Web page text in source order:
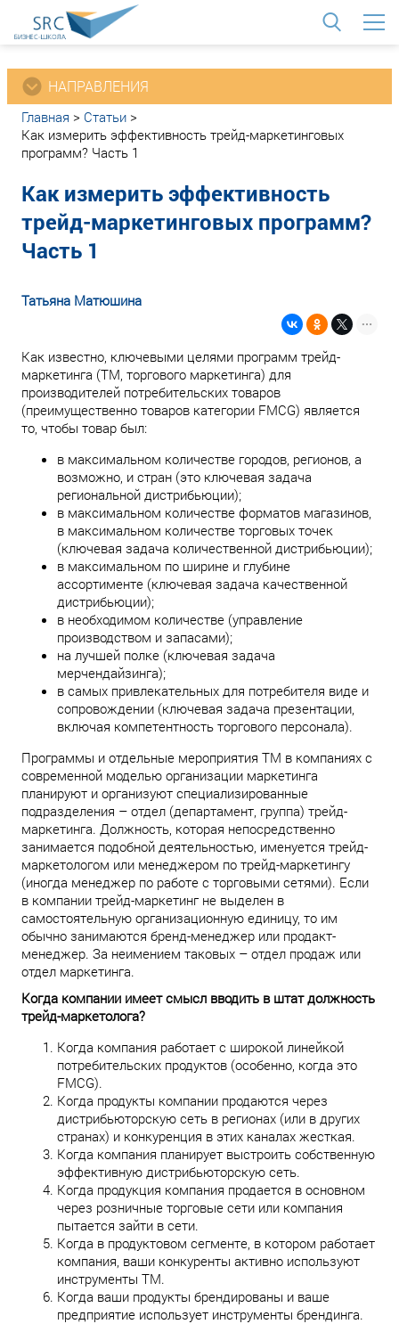
НАПРАВЛЕНИЯ
Главная > Статьи >
Как измерить эффективность трейд-маркетинговых
программ? Часть 1
Как измерить эффективность
трейд-маркетинговых программ?
Часть 1
Татьяна Матюшина
Как известно, ключевыми целями программ трейд-
маркетинга (ТМ, торгового маркетинга) для
производителей потребительских товаров
(преимущественно товаров категории FMCG) является
то, чтобы товар был:
в максимальном количестве городов, регионов, а
возможно, и стран (это ключевая задача
региональной дистрибьюции);
в максимальном количестве форматов магазинов,
в максимальном количестве торговых точек
(ключевая задача количественной дистрибьюции);
в максимальном по ширине и глубине
ассортименте (ключевая задача качественной
дистрибьюции);
в необходимом количестве (управление
производством и запасами);
на лучшей полке (ключевая задача
мерчендайзинга);
в самых привлекательных для потребителя виде и
сопровождении (ключевая задача презентации,
включая компетентность торгового персонала).
Программы и отдельные мероприятия ТМ в компаниях с
современной моделью организации маркетинга
планируют и организуют специализированные
подразделения – отдел (департамент, группа) трейд-
маркетинга. Должность, которая непосредственно
занимается подобной деятельностью, именуется трейд-
маркетологом или менеджером по трейд-маркетингу
(иногда менеджер по работе с торговыми сетями). Если
в компании трейд-маркетинг не выделен в
самостоятельную организационную единицу, то им
обычно занимаются бренд-менеджер или продакт-
менеджер. За неимением таковых – отдел продаж или
отдел маркетинга.
Когда компании имеет смысл вводить в штат должность
трейд-маркетолога?
Когда компания работает с широкой линейкой
потребительских продуктов (особенно, когда это
FMCG).
Когда продукты компании продаются через
дистрибьюторскую сеть в регионах (или в других
странах) и конкуренция в этих каналах жесткая.
Когда компания планирует выстроить собственную
эффективную дистрибьюторскую сеть.
Когда продукция компания продается в основном
через розничные торговые сети или компания
пытается зайти в сети.
Когда в продуктовом сегменте, в котором работает
компания, ваши конкуренты активно используют
инструменты ТМ.
Когда ваши продукты брендированы и ваше
предприятие использует инструменты брендинга.